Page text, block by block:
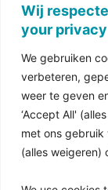
Wij
your privacy
We gebruiken
verbeteren,
weer te geven
‘Accept All'
met ons gebruik
(alles weigeren)